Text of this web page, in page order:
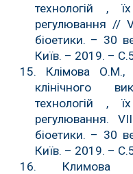
технологій ,
регулювання //
біоетики. – 30
Київ. – 2019. –
15. Клімова О.М.,
клінічного
технологій ,
регулювання.
біоетики. – 30
Київ. – 2019. –
16. Климова